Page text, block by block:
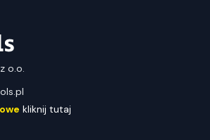
o.o.
kliknij tutaj